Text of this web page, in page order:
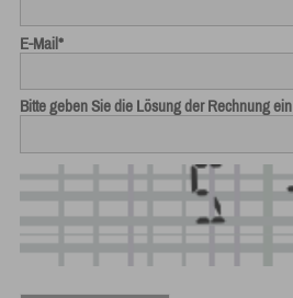
E-Mail*
Bitte geben Sie die Lösung der Rechnung ein